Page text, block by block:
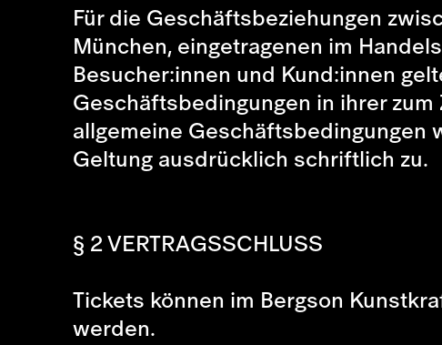
Für die Geschäftsbeziehungen
München, eingetragenen im
Besucher:innen und Kund:innen
Geschäftsbedingungen in ihrer
allgemeine Geschäftsbedingungen
Geltung ausdrücklich schriftlich zu.
§ 2 VERTRAGSSCHLUSS
Tickets können im Bergson
werden.